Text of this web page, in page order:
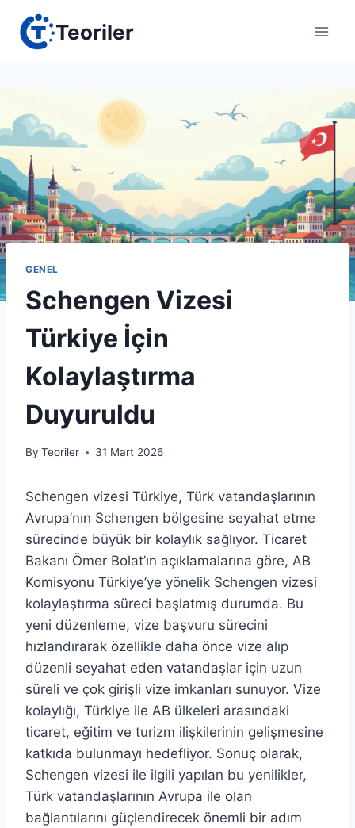
content
Teoriler
GENEL
Schengen Vizesi
Türkiye İçin
Kolaylaştırma
Duyuruldu
By Teoriler 31 Mart 2026
Schengen vizesi Türkiye, Türk vatandaşlarının
Avrupa’nın Schengen bölgesine seyahat etme
sürecinde büyük bir kolaylık sağlıyor. Ticaret
Bakanı Ömer Bolat’ın açıklamalarına göre, AB
Komisyonu Türkiye’ye yönelik Schengen vizesi
kolaylaştırma süreci başlatmış durumda. Bu
yeni düzenleme, vize başvuru sürecini
hızlandırarak özellikle daha önce vize alıp
düzenli seyahat eden vatandaşlar için uzun
süreli ve çok girişli vize imkanları sunuyor. Vize
kolaylığı, Türkiye ile AB ülkeleri arasındaki
ticaret, eğitim ve turizm ilişkilerinin gelişmesine
katkıda bulunmayı hedefliyor. Sonuç olarak,
Schengen vizesi ile ilgili yapılan bu yenilikler,
Türk vatandaşlarının Avrupa ile olan
bağlantılarını güçlendirecek önemli bir adım